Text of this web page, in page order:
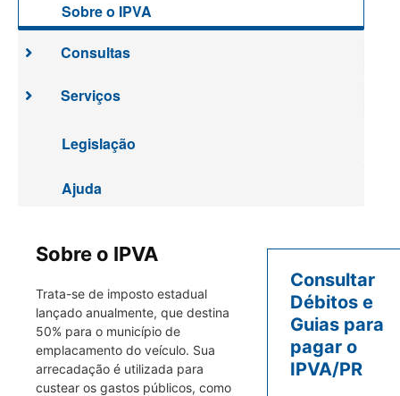
Sobre o IPVA
Consultas
Serviços
Legislação
Ajuda
Sobre o IPVA
Trata-se de imposto estadual
lançado anualmente, que destina
50% para o município de
emplacamento do veículo. Sua
arrecadação é utilizada para
custear os gastos públicos, como
Consultar
Débitos e
Guias para
pagar o
IPVA/PR